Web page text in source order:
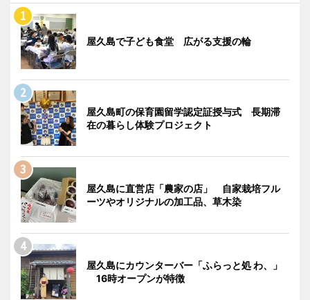
屋久島で子ども食堂 広がる支援の輪
屋久島町の保育園留学認定証授与式 長期滞
在の暮らし体験プロジェクト
屋久島に直営店「農家の店」 自家栽培フル
ーツやオリジナルの加工品、草木染
屋久島にカウンターバー「ふらっと処 わ、」
16時オープンが特徴